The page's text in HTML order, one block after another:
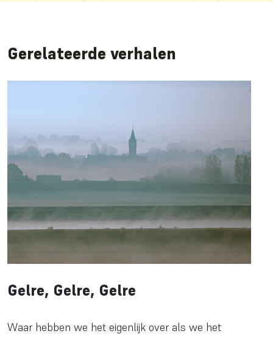
Gerelateerde verhalen
Gelre, Gelre, Gelre
Waar hebben we het eigenlijk over als we het